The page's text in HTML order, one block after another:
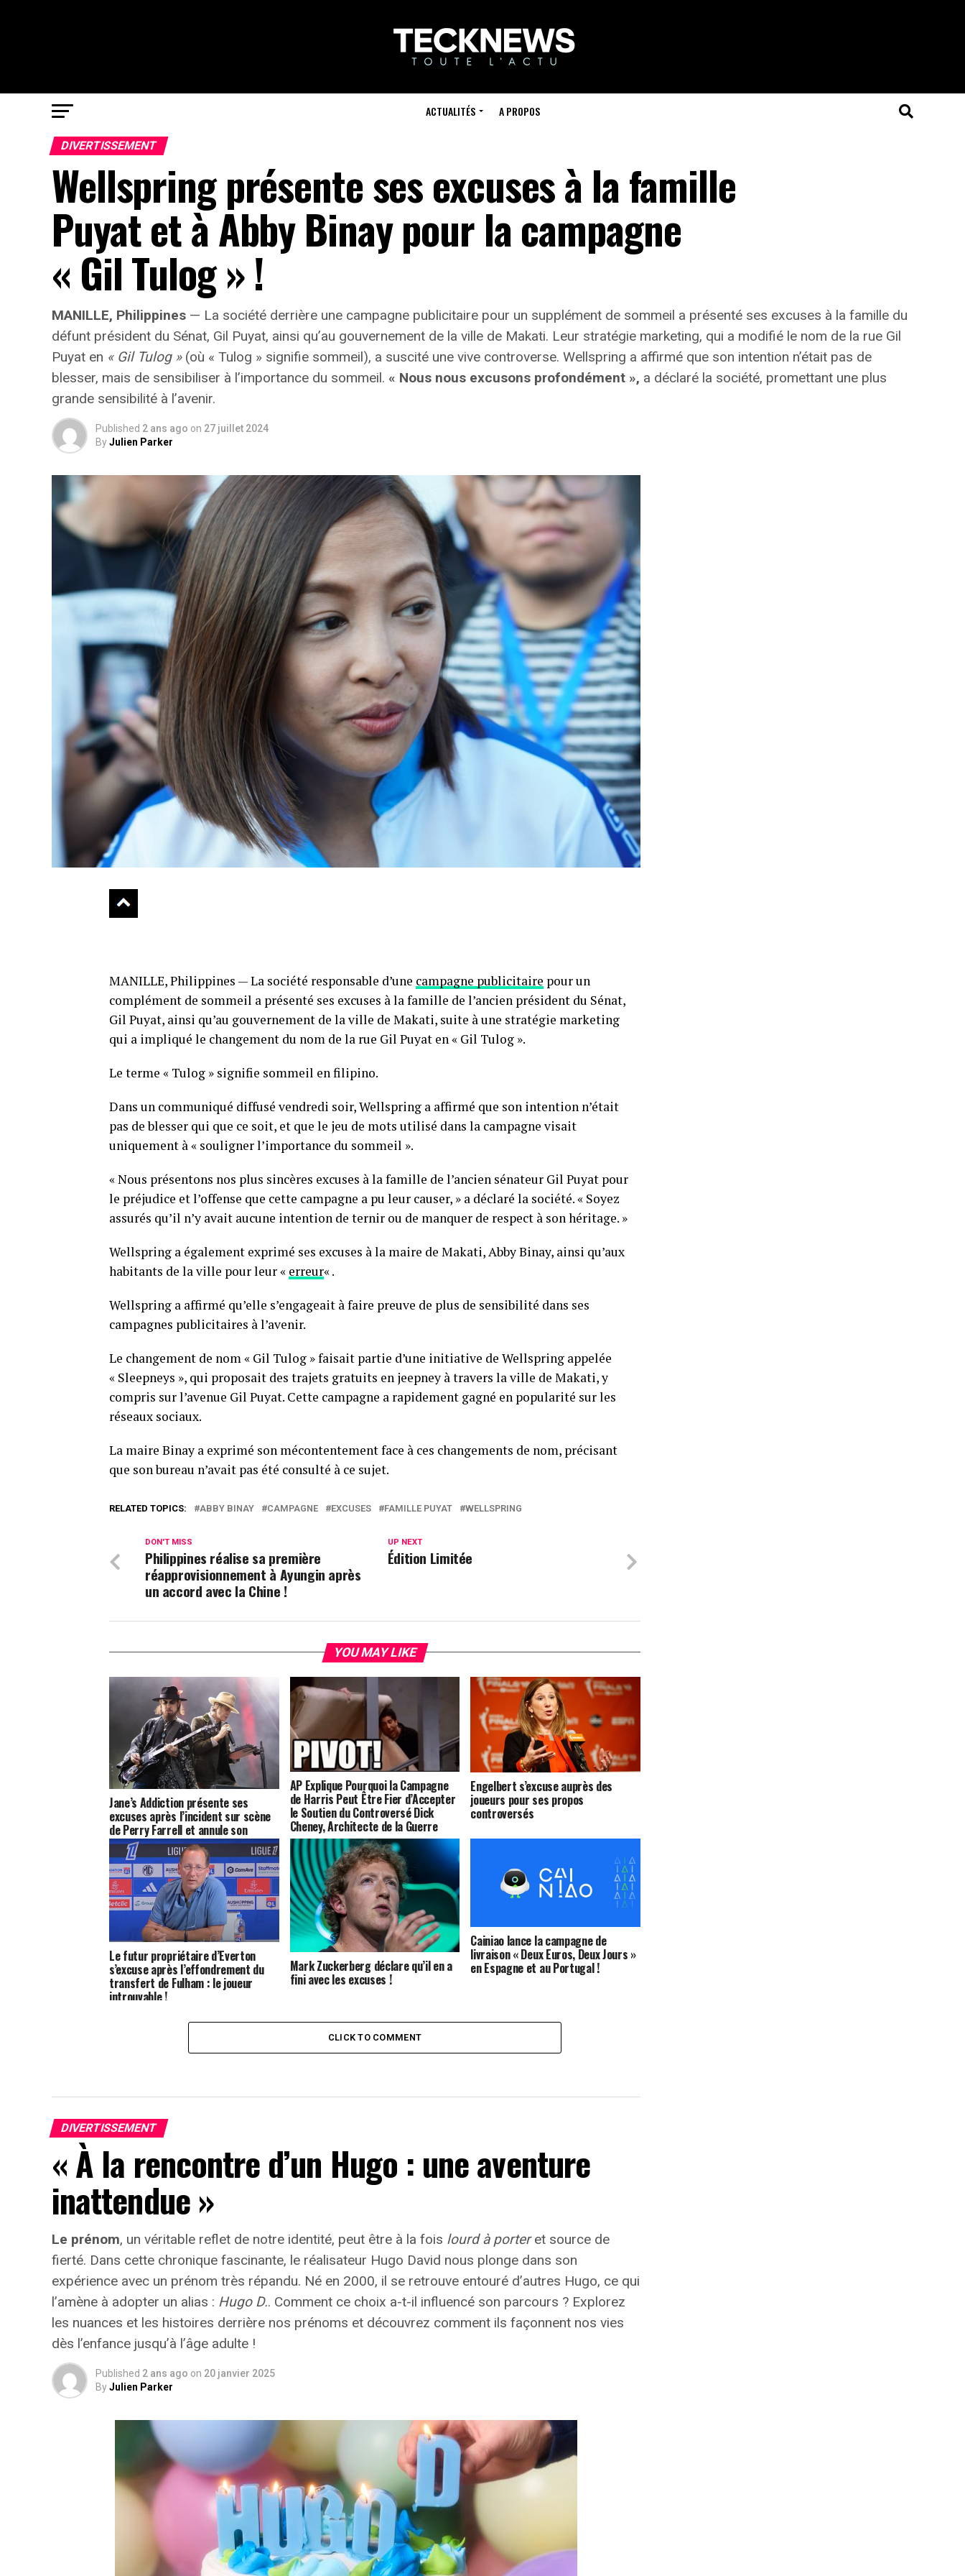
ACTUALITÉS A PROPOS
DIVERTISSEMENT
Wellspring présente ses excuses à la famille
Puyat et à Abby Binay pour la campagne
« Gil Tulog » !
MANILLE, Philippines — La société derrière une campagne publicitaire pour un supplément de sommeil a présenté ses excuses à la famille du
défunt président du Sénat, Gil Puyat, ainsi qu’au gouvernement de la ville de Makati. Leur stratégie marketing, qui a modifié le nom de la rue Gil
Puyat en « Gil Tulog »(où « Tulog » signifie sommeil), a suscité une vive controverse. Wellspring a affirmé que son intention n’était pas de
blesser, mais de sensibiliser à l’importance du sommeil. « Nous nous excusons profondément », a déclaré la société, promettant une plus
grande sensibilité à l’avenir.
Published 2 ans ago on 27 juillet 2024
ByJulien Parker
MANILLE, Philippines — La société responsable d’une campagne publicitaire pour un
complément de sommeil a présenté ses excuses à la famille de l’ancien président du Sénat,
Gil Puyat, ainsi qu’au gouvernement de la ville de Makati, suite à une stratégie marketing
qui a impliqué le changement du nom de la rue Gil Puyat en « Gil Tulog ».
Le terme « Tulog » signifie sommeil en filipino.
Dans un communiqué diffusé vendredi soir, Wellspring a affirmé que son intention n’était
pas de blesser qui que ce soit, et que le jeu de mots utilisé dans la campagne visait
uniquement à « souligner l’importance du sommeil ».
« Nous présentons nos plus sincères excuses à la famille de l’ancien sénateur Gil Puyat pour
le préjudice et l’offense que cette campagne a pu leur causer, » a déclaré la société. « Soyez
assurés qu’il n’y avait aucune intention de ternir ou de manquer de respect à son héritage. »
Wellspring a également exprimé ses excuses à la maire de Makati, Abby Binay, ainsi qu’aux
habitants de la ville pour leur « erreur« .
Wellspring a affirmé qu’elle s’engageait à faire preuve de plus de sensibilité dans ses
campagnes publicitaires à l’avenir.
Le changement de nom « Gil Tulog » faisait partie d’une initiative de Wellspring appelée
« Sleepneys », qui proposait des trajets gratuits en jeepney à travers la ville de Makati, y
compris sur l’avenue Gil Puyat. Cette campagne a rapidement gagné en popularité sur les
réseaux sociaux.
La maire Binay a exprimé son mécontentement face à ces changements de nom, précisant
que son bureau n’avait pas été consulté à ce sujet.
RELATED TOPICS: ABBY BINAY CAMPAGNE EXCUSES FAMILLE PUYAT WELLSPRING
UP NEXT
Édition Limitée
DON'T MISS
Philippines réalise sa première
réapprovisionnement à Ayungin après
un accord avec la Chine !
YOU MAY LIKE
Jane’s Addiction présente ses
excuses après l’incident sur scène
de Perry Farrell et annule son
prochain concert !
AP Explique Pourquoi la Campagne
de Harris Peut Être Fier d’Accepter
le Soutien du Controversé Dick
Cheney, Architecte de la Guerre
Engelbert s’excuse auprès des
joueurs pour ses propos
controversés
Le futur propriétaire d’Everton
s’excuse après l’effondrement du
transfert de Fulham : le joueur
introuvable !
Mark Zuckerberg déclare qu’il en a
fini avec les excuses !
Cainiao lance la campagne de
livraison « Deux Euros, Deux Jours »
en Espagne et au Portugal !
CLICK TO COMMENT
DIVERTISSEMENT
« À la rencontre d’un Hugo : une aventure
inattendue »
Le prénom, un véritable reflet de notre identité, peut être à la fois lourd à porteret source de
fierté. Dans cette chronique fascinante, le réalisateur Hugo David nous plonge dans son
expérience avec un prénom très répandu. Né en 2000, il se retrouve entouré d’autres Hugo, ce qui
l’amène à adopter un alias : Hugo D.. Comment ce choix a-t-il influencé son parcours ? Explorez
les nuances et les histoires derrière nos prénoms et découvrez comment ils façonnent nos vies
dès l’enfance jusqu’à l’âge adulte !
Published 2 ans ago on 20 janvier 2025
ByJulien Parker